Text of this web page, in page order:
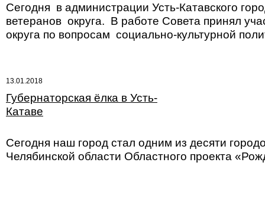
Сегодня в администрации Усть-Катавского
ветеранов округа. В работе Совета принял
округа по вопросам социально-культурной
13.01.2018
Губернаторская ёлка в Усть-
Катаве
Сегодня наш город стал одним из десяти
Челябинской области Областного проекта